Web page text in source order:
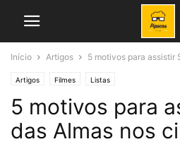
Início Artigos 5 motivos para assistir
Artigos Filmes Listas
5 motivos para
das Almas nos